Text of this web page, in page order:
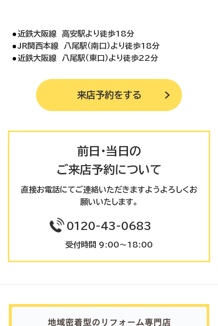
近鉄大阪線 高安駅より徒歩18分
JR関西本線 八尾駅（南口）より徒歩18分
近鉄大阪線 八尾駅（東口）より徒歩22分
来店予約をする
前日・当日の
ご来店予約について
直接お電話にてご連絡いただきますようよろしくお
願いいたします。
0120-43-0683
受付時間 9:00～18:00